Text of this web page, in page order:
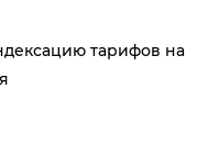
тарифов на